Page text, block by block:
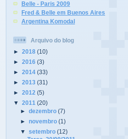
Belle - Paris 2009
Fred & Belle em Buenos Aires
Argentina Komodal
Arquivo do blog
► 2018 (10)
► 2016 (3)
► 2014 (33)
► 2013 (31)
► 2012 (5)
▼ 2011 (20)
►dezembro(7)
►novembro(1)
▼setembro(12)